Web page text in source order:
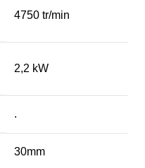
4750 tr/min
2,2 kW
.
30mm